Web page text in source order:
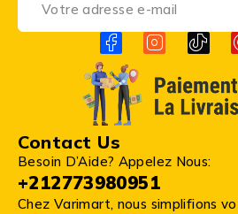
Contact Us
Besoin D’Aide? Appelez Nous:
+212773980951
Chez Varimart, nous simplifions